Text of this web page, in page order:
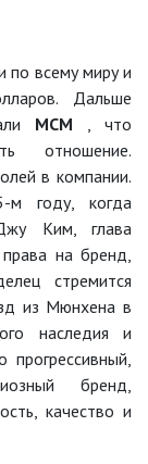
по всему миру и
Дальше
MCM , что
отношение.
в компании.
м году, когда
Ким, глава
на бренд,
стремится
из Мюнхена в
наследия и
прогрессивный,
бренд,
качество и